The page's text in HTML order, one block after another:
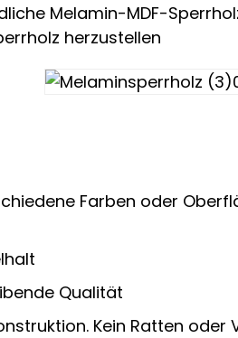
Melamin-MDF-
herzustellen
Farben oder
Qualität
Kein Ratten oder